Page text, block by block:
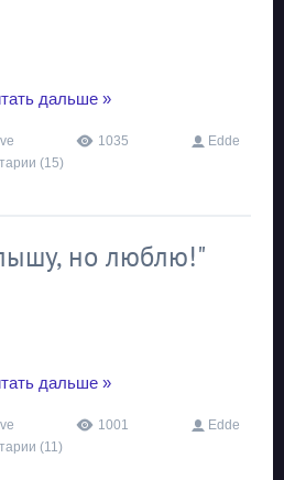
дальше »
1035
Edde
(15)
но люблю!"
дальше »
1001
Edde
(11)